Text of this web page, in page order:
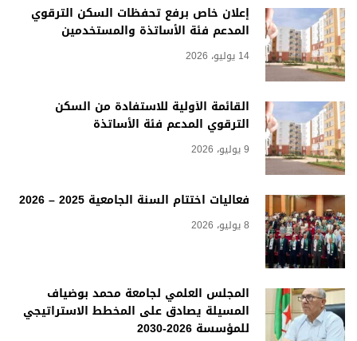
إعلان خاص برفع تحفظات السكن الترقوي
المدعم فئة الأساتذة والمستخدمين
14 يوليو، 2026
القائمة الأولية للاستفادة من السكن
الترقوي المدعم فئة الأساتذة
9 يوليو، 2026
فعاليات اختتام السنة الجامعية 2025 – 2026
8 يوليو، 2026
المجلس العلمي لجامعة محمد بوضياف
المسيلة يصادق على المخطط الاستراتيجي
للمؤسسة 2026-2030